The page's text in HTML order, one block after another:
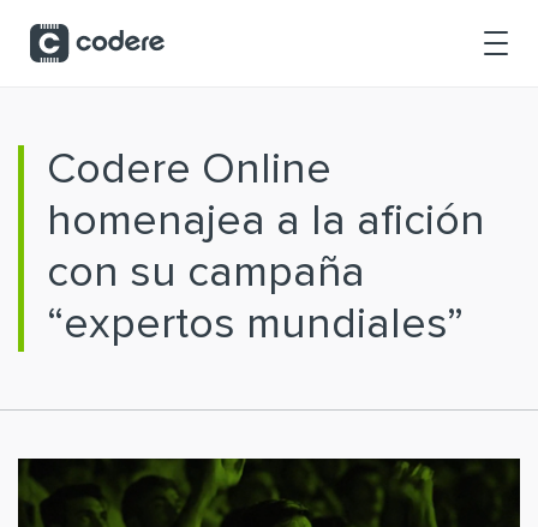
Codere Online
homenajea a la afición
con su campaña
“expertos mundiales”